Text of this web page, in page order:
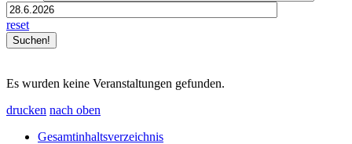
reset
Es wurden keine Veranstaltungen gefunden.
drucken nach oben
Gesamtinhaltsverzeichnis